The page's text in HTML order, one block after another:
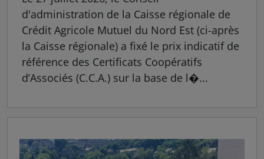
d'administration de la Caisse régionale de
Crédit Agricole Mutuel du Nord Est (ci-après
la Caisse régionale) a fixé le prix indicatif de
référence des Certificats Coopératifs
d’Associés (C.C.A.) sur la base de l�...